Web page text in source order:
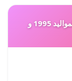
استصدار إعفاء من إلتزامات الخدمة الوطنية لمواليد 1995 و